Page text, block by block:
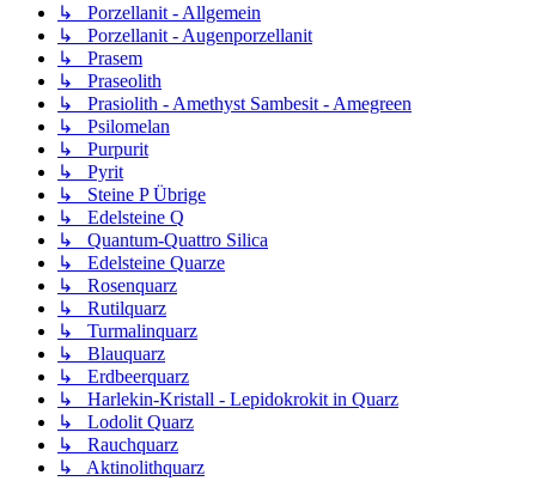
↳ Porzellanit - Allgemein
↳ Porzellanit - Augenporzellanit
↳ Prasem
↳ Praseolith
↳ Prasiolith - Amethyst Sambesit - Amegreen
↳ Psilomelan
↳ Purpurit
↳ Pyrit
↳ Steine P Übrige
↳ Edelsteine Q
↳ Quantum-Quattro Silica
↳ Edelsteine Quarze
↳ Rosenquarz
↳ Rutilquarz
↳ Turmalinquarz
↳ Blauquarz
↳ Erdbeerquarz
↳ Harlekin-Kristall - Lepidokrokit in Quarz
↳ Lodolit Quarz
↳ Rauchquarz
↳ Aktinolithquarz